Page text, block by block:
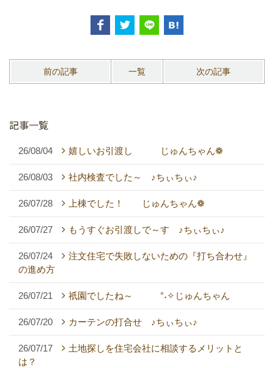
前の記事 一覧 次の記事
記事一覧
26/08/04 嬉しいお引渡し じゅんちゃん❁
26/08/03 社内検査でした～ ♪ちぃちぃ♪
26/07/28 上棟でした！ じゅんちゃん❁
26/07/27 もうすぐお引渡しで～す ♪ちぃちぃ♪
26/07/24
注文住宅で失敗しないための『打ち合わせ』
の進め方
26/07/21 祇園でしたね～ °˖✧じゅんちゃん
26/07/20 カーテンの打合せ ♪ちぃちぃ♪
26/07/17
土地探しを住宅会社に相談するメリットと
は？